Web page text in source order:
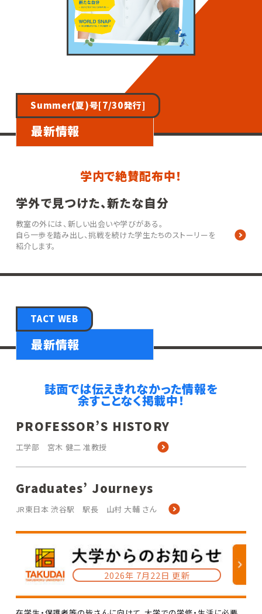
Summer(夏)号[7/30発行]
最新情報
学内で絶賛配布中！
学外で見つけた、新たな自分
教室の外には、新しい出会いや学びがある。
自ら一歩を踏み出し、挑戦を続けた学生たちのストーリーを
紹介します。
TACT WEB
最新情報
誌面では伝えきれなかった情報を
余すことなく掲載中！
PROFESSOR’S HISTORY
工学部 宮木 健二 准教授
Graduates’ Journeys
JR東日本 渋谷駅 駅長 山村 大輔 さん
2026年 7月22日 更新